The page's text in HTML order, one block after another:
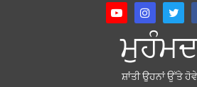
ਸ਼ਾਂਤੀ ਉਹਨਾਂ ਉੱਤੇ ਹੋਵੇ